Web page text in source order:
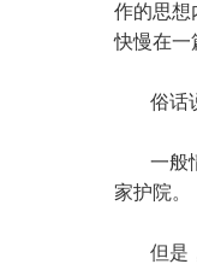
作的思想
快慢在一
俗话
一般
家护院。
但是